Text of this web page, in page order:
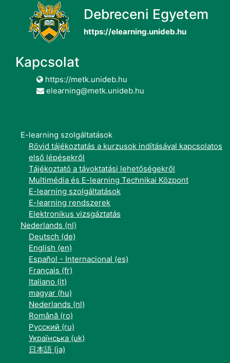
Debreceni Egyetem
https://elearning.unideb.hu
Kapcsolat
https://metk.unideb.hu
elearning@metk.unideb.hu
E-learning szolgáltatások
Rövid tájékoztatás a kurzusok indításával kapcsolatos
első lépésekről
Tájékoztató a távoktatási lehetőségekről
Multimédia és E-learning Technikai Központ
E-learning szolgáltatások
E-learning rendszerek
Elektronikus vizsgáztatás
Nederlands ‎(nl)‎
Deutsch ‎(de)‎
English ‎(en)‎
Español - Internacional ‎(es)‎
Français ‎(fr)‎
Italiano ‎(it)‎
magyar ‎(hu)‎
Nederlands ‎(nl)‎
Română ‎(ro)‎
Русский ‎(ru)‎
Українська ‎(uk)‎
日本語 ‎(ja)‎